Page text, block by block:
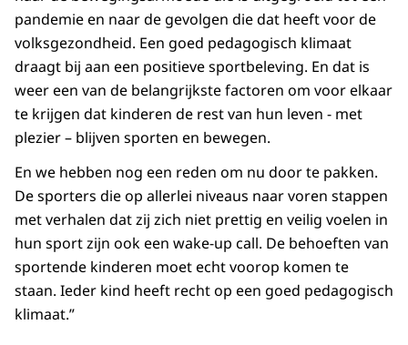
pandemie en naar de gevolgen die dat heeft voor de
volksgezondheid. Een goed pedagogisch klimaat
draagt bij aan een positieve sportbeleving. En dat is
weer een van de belangrijkste factoren om voor elkaar
te krijgen dat kinderen de rest van hun leven - met
plezier – blijven sporten en bewegen.
En we hebben nog een reden om nu door te pakken.
De sporters die op allerlei niveaus naar voren stappen
met verhalen dat zij zich niet prettig en veilig voelen in
hun sport zijn ook een wake-up call. De behoeften van
sportende kinderen moet echt voorop komen te
staan. Ieder kind heeft recht op een goed pedagogisch
klimaat.”